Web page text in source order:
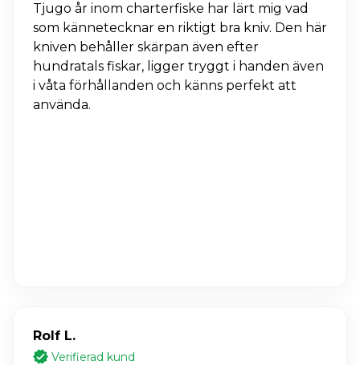
Tjugo år inom charterfiske har lärt mig vad
som kännetecknar en riktigt bra kniv. Den här
kniven behåller skärpan även efter
hundratals fiskar, ligger tryggt i handen även
i våta förhållanden och känns perfekt att
använda.
Rolf L.
Verifierad kund